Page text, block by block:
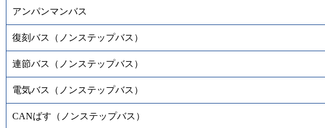
アンパンマンバス
復刻バス（ノンステップバス）
連節バス（ノンステップバス）
電気バス（ノンステップバス）
CANばす（ノンステップバス）